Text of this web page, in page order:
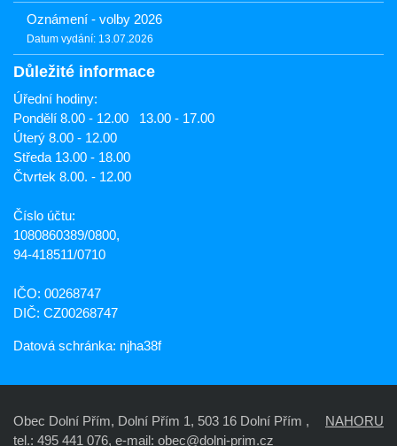
Oznámení - volby 2026
Datum vydání: 13.07.2026
Důležité informace
Úřední hodiny:
Pondělí 8.00 - 12.00 13.00 - 17.00
Úterý 8.00 - 12.00
Středa 13.00 - 18.00
Čtvrtek 8.00. - 12.00
Číslo účtu:
1080860389/0800,
94-418511/0710
IČO: 00268747
DIČ: CZ00268747
Datová schránka: njha38f
NAHORU
Obec Dolní Přím, Dolní Přím 1, 503 16 Dolní Přím ,
tel.: 495 441 076, e-mail: obec@dolni-prim.cz